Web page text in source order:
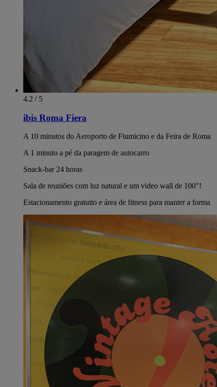
4.2 / 5
ibis Roma Fiera
A 10 minutos do Aeroporto de Fiumicino e da Feira de Roma
A 1 minuto a pé da paragem de autocarro
Snack-bar 24 horas
Sala de reuniões com luz natural e um video wall de 100"!
Estacionamento gratuito e área de fitness para manter a forma